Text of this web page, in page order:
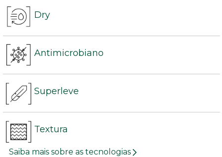
Dry
Antimicrobiano
Superleve
Textura
Saiba mais sobre as tecnologias